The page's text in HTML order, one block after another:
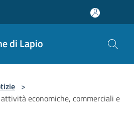
di Lapio
>
economiche, commerciali e